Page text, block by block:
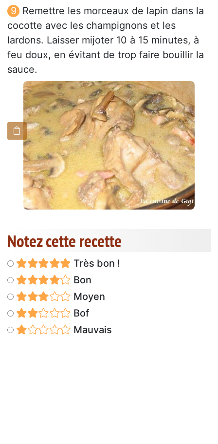
Remettre les morceaux de lapin dans la
cocotte avec les champignons et les
lardons. Laisser mijoter 10 à 15 minutes, à
feu doux, en évitant de trop faire bouillir la
sauce.
Notez cette recette
Très bon !
Bon
Moyen
Bof
Mauvais